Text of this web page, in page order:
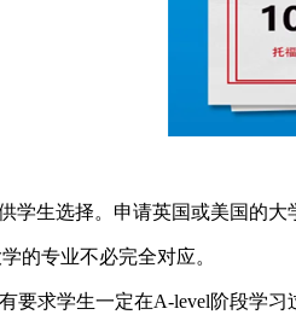
学生选择。申请英国或美国的大
的专业不必完全对应。
要求学生一定在A-level阶段学